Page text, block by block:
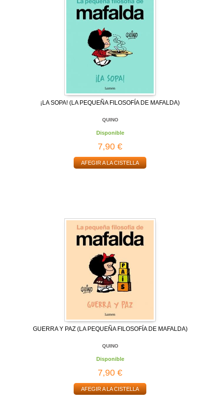
¡LA SOPA! (LA PEQUEÑA FILOSOFÍA DE MAFALDA)
QUINO
Disponible
7,90 €
AFEGIR A LA CISTELLA
GUERRA Y PAZ (LA PEQUEÑA FILOSOFÍA DE MAFALDA)
QUINO
Disponible
7,90 €
AFEGIR A LA CISTELLA